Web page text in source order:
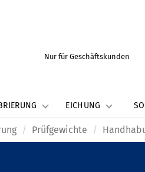
Nur für Geschäftskunden
EICHUNG
Prüfgewichte